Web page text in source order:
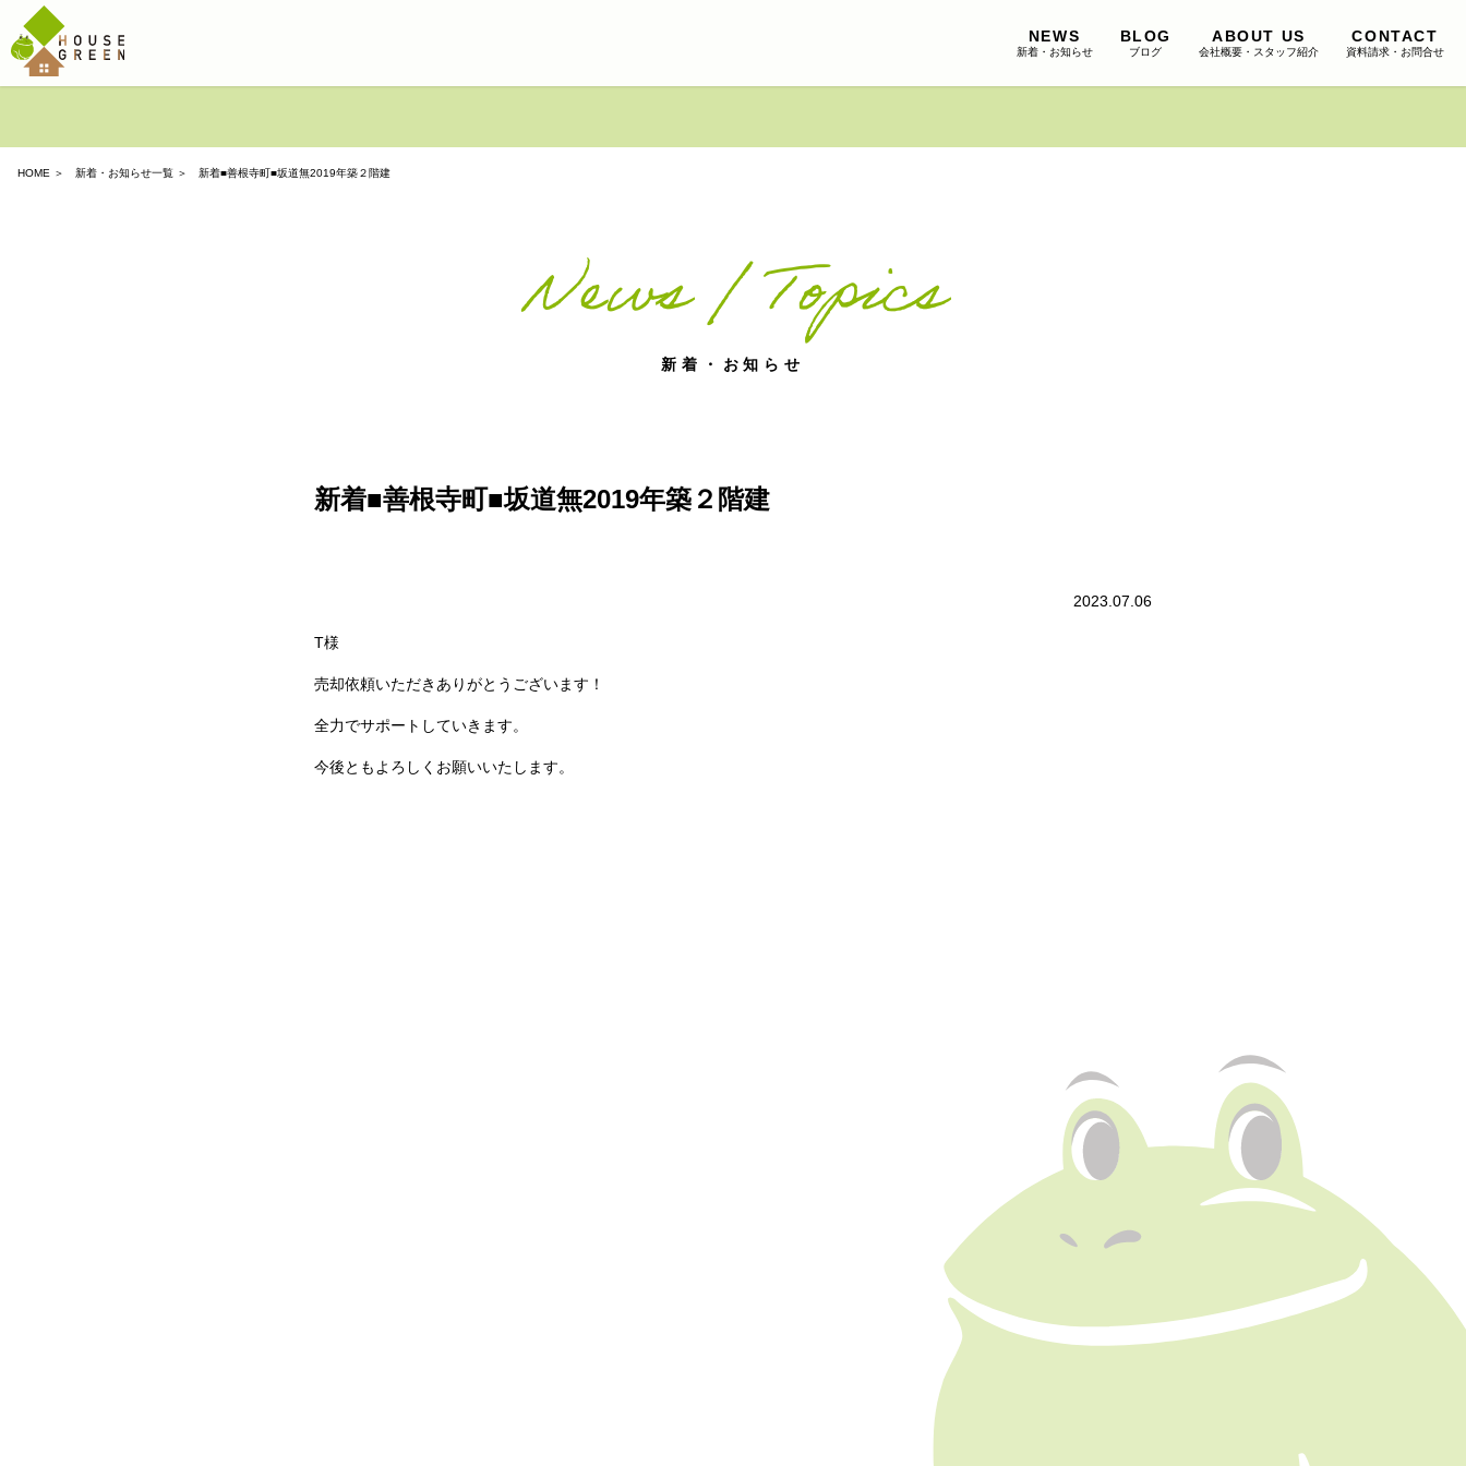
NEWS
新着・お知らせ
BLOG
ブログ
ABOUT US
会社概要・スタッフ紹介
CONTACT
資料請求・お問合せ
HOME ＞ 新着・お知らせ一覧 ＞ 新着■善根寺町■坂道無2019年築２階建
News / Topics
新着・お知らせ
新着■善根寺町■坂道無2019年築２階建
2023.07.06
T様
売却依頼いただきありがとうございます！
全力でサポートしていきます。
今後ともよろしくお願いいたします。